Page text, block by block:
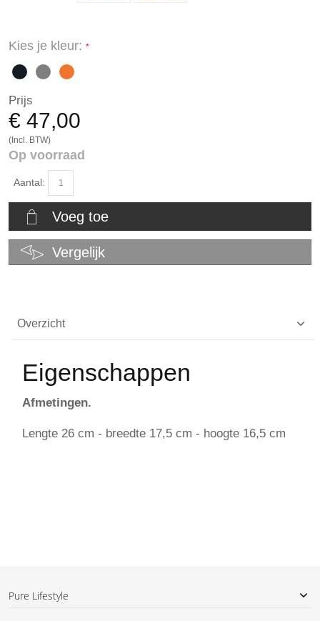
Kies je kleur:
Prijs
€ 47,00
(Incl. BTW)
Op voorraad
Aantal:
Voeg toe
Vergelijk
Overzicht
Eigenschappen
Afmetingen.
Lengte 26 cm - breedte 17,5 cm - hoogte 16,5 cm
Pure Lifestyle